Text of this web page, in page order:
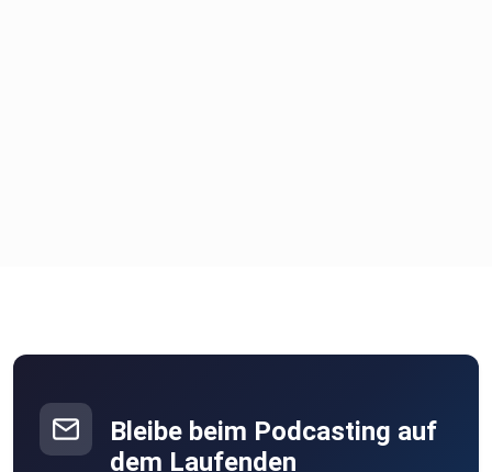
Bleibe beim Podcasting auf
dem Laufenden